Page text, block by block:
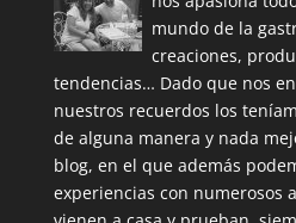
mundo de la
creaciones,
tendencias… Dado que nos
nuestros recuerdos los
de alguna manera y nada
blog, en el que además
experiencias con numerosos